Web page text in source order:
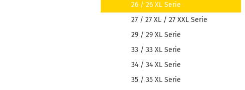
26 / 26 XL Serie
27 / 27 XL / 27 XXL Serie
29 / 29 XL Serie
33 / 33 XL Serie
34 / 34 XL Serie
35 / 35 XL Serie